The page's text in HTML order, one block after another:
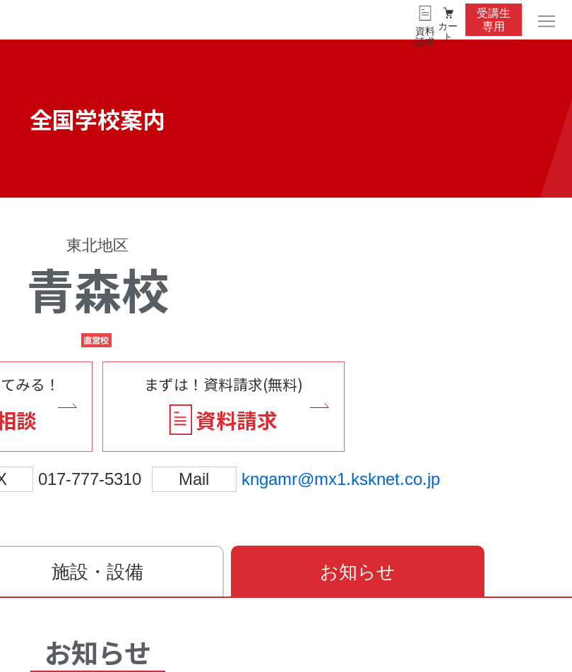
資料
請求
カー
ト
受講生
専用
全国学校案内
東北地区
青森校
みる！
談
まずは！資料請求(無料)
資料請求
017-777-5310 Mail kngamr@mx1.ksknet.co.jp
施設・設備 お知らせ
お知らせ